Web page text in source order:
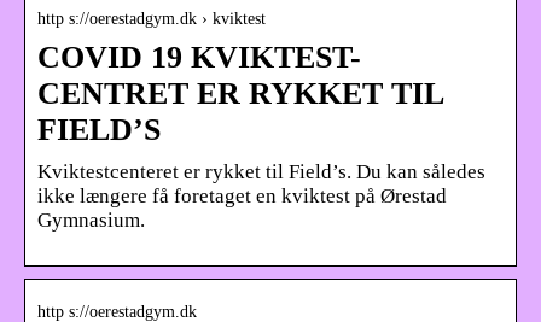
http s://oerestadgym.dk › kviktest
COVID 19 KVIKTEST-
CENTRET ER RYKKET TIL
FIELD’S
Kviktestcenteret er rykket til Field’s. Du kan således
ikke længere få foretaget en kviktest på Ørestad
Gymnasium.
http s://oerestadgym.dk